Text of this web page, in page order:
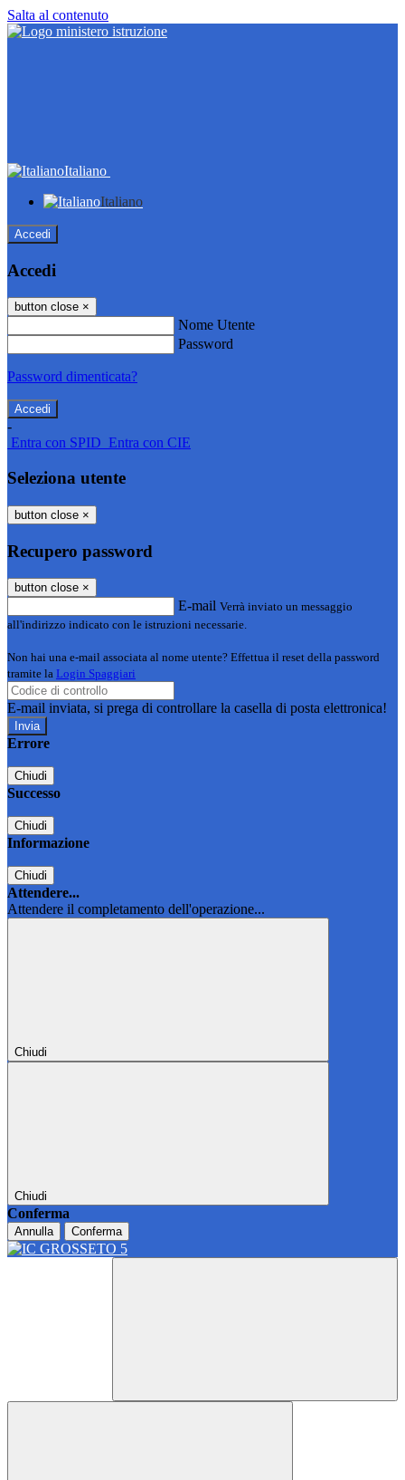
Salta al contenuto
Italiano
Italiano
Accedi
Accedi
button close ×
Nome Utente
Password
Password dimenticata?
-
Entra con SPID Entra con CIE
Seleziona utente
button close ×
Recupero password
button close ×
E-mail Verrà inviato un messaggio
all'indirizzo indicato con le istruzioni necessarie.
Non hai una e-mail associata al nome utente? Effettua il reset della password
tramite la Login Spaggiari
E-mail inviata, si prega di controllare la casella di posta elettronica!
Errore
Chiudi
Successo
Chiudi
Informazione
Chiudi
Attendere...
Attendere il completamento dell'operazione...
Chiudi
Chiudi
Conferma
Annulla Conferma